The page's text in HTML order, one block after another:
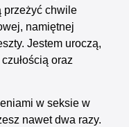
przeżyć chwile
namiętnej
Jestem uroczą,
oraz
w seksie w
nawet dwa razy.